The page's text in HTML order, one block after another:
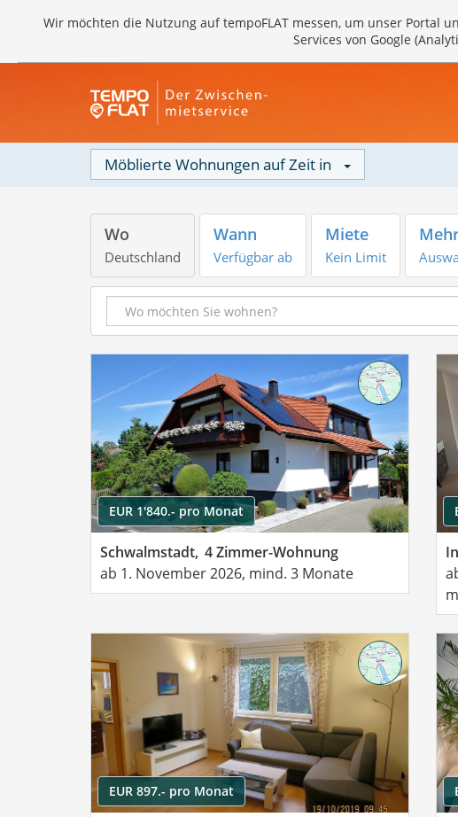
Wir möchten die Nutzung auf tempoFLAT messen, um unser Portal
Services von Google
Möblierte Wohnungen auf Zeit in
Wo
Deutschland
Wann
Verfügbar ab
Miete
Kein Limit
EUR 1'840.- pro Monat
Schwalmstadt, 4 Zimmer-Wohnung
ab 1. November 2026, mind. 3 Monate
EUR 897.- pro Monat